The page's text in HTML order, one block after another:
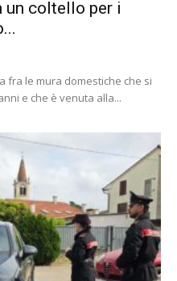
un coltello per i
fra le mura domestiche che si
e che è venuta alla...